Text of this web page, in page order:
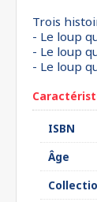
Trois
- Le loup
- Le loup
- Le loup
ISBN
Âge